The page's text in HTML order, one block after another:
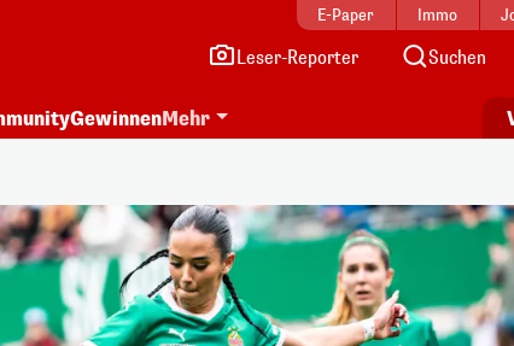
E-Paper Immo
Leser-Reporter Suchen
GewinnenMehr